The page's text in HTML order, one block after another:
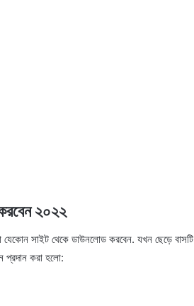
২০২২
যেকোন সাইট থেকে ডাউনলোড করবেন. যখন ছেড়ে বাসটি
প্রদান করা হলো: